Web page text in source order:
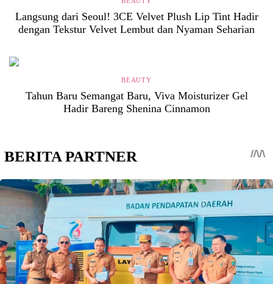
Langsung dari Seoul! 3CE Velvet Plush Lip Tint Hadir
dengan Tekstur Velvet Lembut dan Nyaman Seharian
BEAUTY
Tahun Baru Semangat Baru, Viva Moisturizer Gel
Hadir Bareng Shenina Cinnamon